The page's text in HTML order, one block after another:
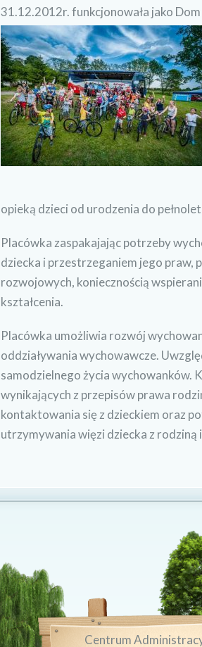
31.12.2012r. funkcjonowała jako
opieką dzieci od urodzenia do
Placówka zaspakajając potrzeby
dziecka i przestrzeganiem jego
rozwojowych, koniecznością
kształcenia.
Placówka umożliwia rozwój
oddziaływania wychowawcze.
samodzielnego życia wychowanków.
wynikających z przepisów prawa
kontaktowania się z dzieckiem oraz
utrzymywania więzi dziecka z
Centrum